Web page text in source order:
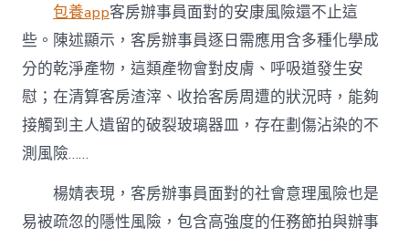
包養app客房辦事員面對的安康風險還不止這
些。陳述顯示，客房辦事員逐日需應用含多種化學成
分的乾淨產物，這類產物會對皮膚、呼吸道發生安
慰；在清算客房渣滓、收拾客房周遭的狀況時，能夠
接觸到主人遺留的破裂玻璃器皿，存在劃傷沾染的不
測風險……
楊婧表現，客房辦事員面對的社會意理風險也是
易被疏忽的隱性風險，包含高強度的任務節拍與辦事